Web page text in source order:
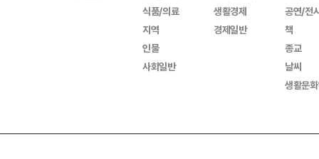
식품/의료
지역
인물
사회일반
생활경제
경제일반
공연/전
책
종교
날씨
생활문